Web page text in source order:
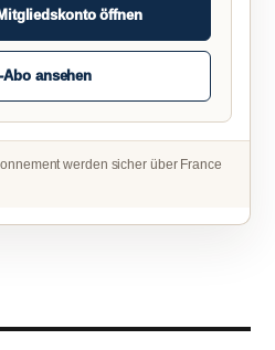
öffnen
Abo ansehen
werden sicher über France